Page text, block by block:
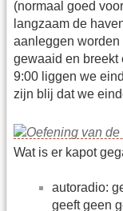
(normaal goed
langzaam de
aanleggen
gewaaid en breekt
9:00 liggen we
zijn blij dat we
Wat is er kapot
autoradio:
geeft geen